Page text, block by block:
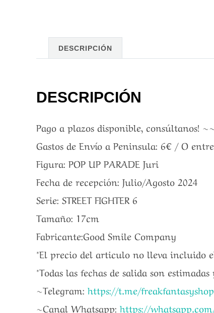
DESCRIPCIÓN
DESCRIPCIÓN
Pago a plazos disponible, consúltanos!
Gastos de Envío a Peninsula: 6€ / O
Figura: POP UP PARADE Juri
Fecha de recepción: Julio/Agosto 2024
Serie: STREET FIGHTER 6
Tamaño: 17cm
Fabricante:Good Smile Company
*El precio del articulo no lleva incluido
*Todas las fechas de salida son
~Telegram: https://t.me/freakfantasyshop
~Canal Whatsapp: https://